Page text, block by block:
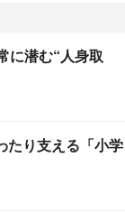
に潜む“人身取
たり支える「小学